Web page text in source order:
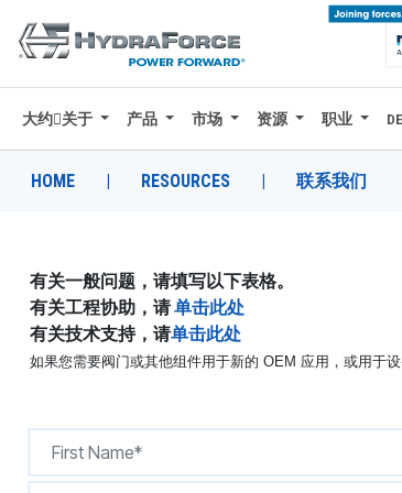
大约关于
产品
资源
职业
DESIGN TOOLS
CONTACT
购买地点
大约关于 产品 市场 资源 职业
HOME | RESOURCES | 联系我们
有关一般问题，请填写以下表格。
有关工程协助，请单击此处
有关技术支持，请单击此处
如果您需要阀门或其他组件用于新的 OEM 应用，或用于